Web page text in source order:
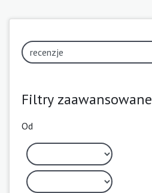
Filtry zaawansowane
Od